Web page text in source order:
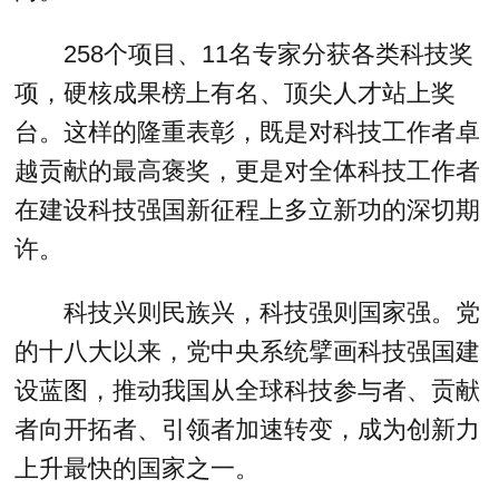
258个项目、11名专家分获各类科技奖
项，硬核成果榜上有名、顶尖人才站上奖
台。这样的隆重表彰，既是对科技工作者卓
越贡献的最高褒奖，更是对全体科技工作者
在建设科技强国新征程上多立新功的深切期
许。
科技兴则民族兴，科技强则国家强。党
的十八大以来，党中央系统擘画科技强国建
设蓝图，推动我国从全球科技参与者、贡献
者向开拓者、引领者加速转变，成为创新力
上升最快的国家之一。